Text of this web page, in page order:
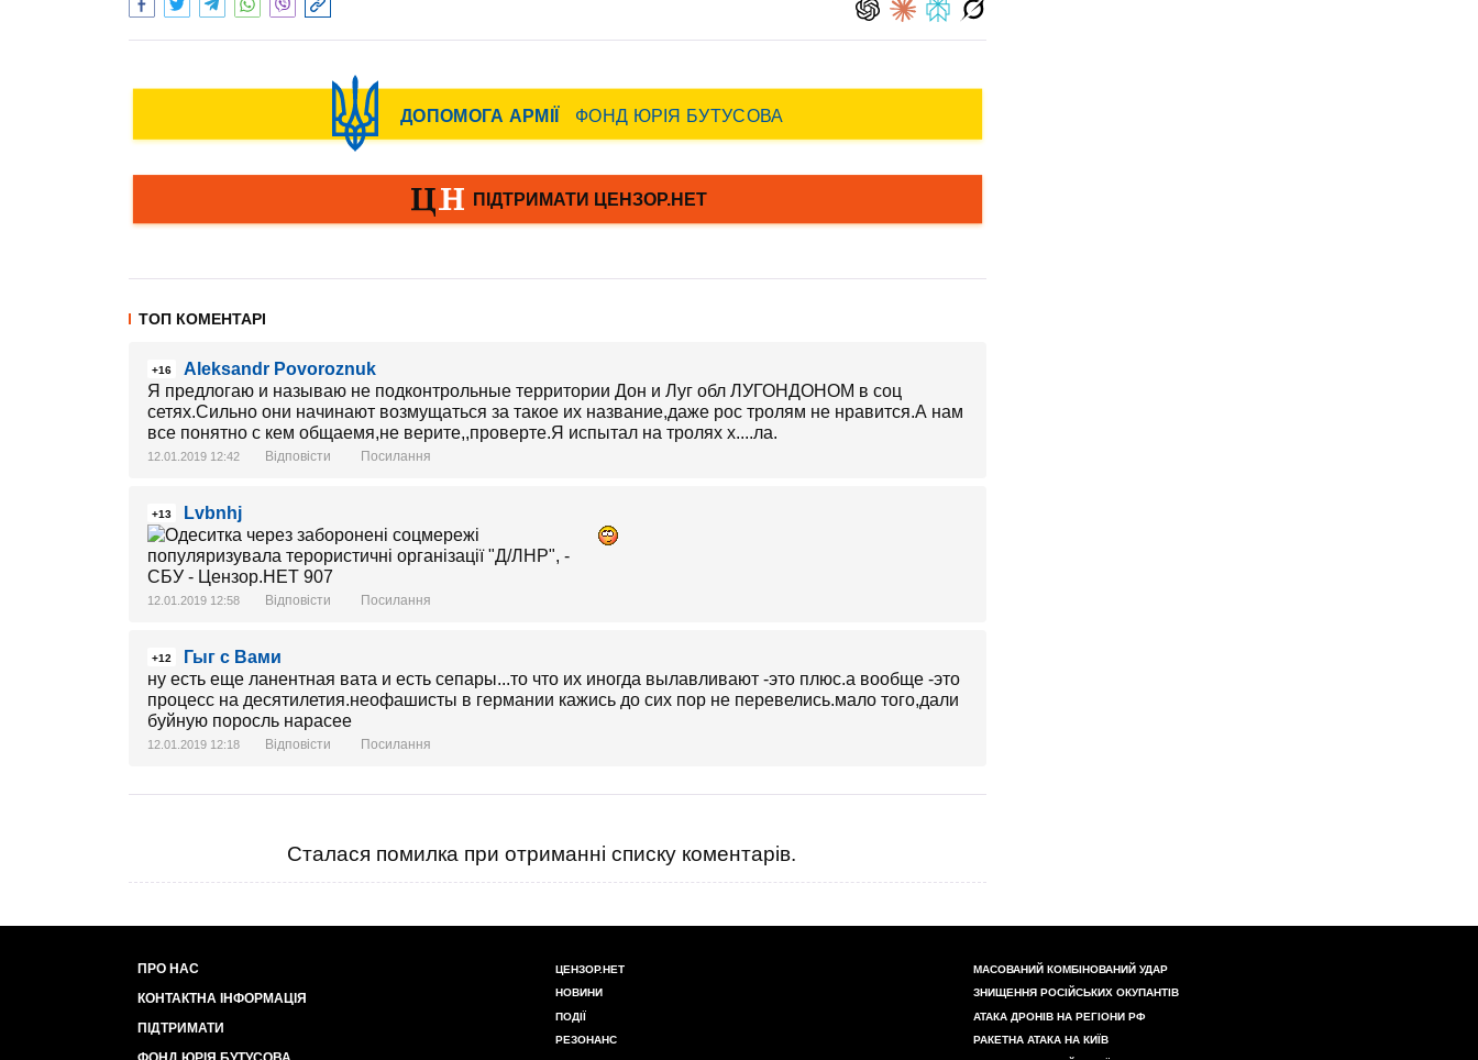
ТОП КОМЕНТАРІ
+16
Aleksandr Povoroznuk
Я предлогаю и называю не подконтрольные территории Дон и Луг обл ЛУГОНДОНОМ в соц
сетях.Сильно они начинают возмущаться за такое их название,даже рос тролям не нравится.А нам
все понятно с кем общаемя,не верите,,проверте.Я испытал на тролях х....ла.
12.01.2019 12:42 Відповісти Посилання
+13 Lvbnhj
12.01.2019 12:58 Відповісти Посилання
+12
Гыг с Вами
ну есть еще ланентная вата и есть сепары...то что их иногда вылавливают -это плюс.а вообще -это
процесс на десятилетия.неофашисты в германии кажись до сих пор не перевелись.мало того,дали
буйную поросль нарасее
12.01.2019 12:18 Відповісти Посилання
Сталася помилка при отриманні списку коментарів.
ПРО НАС
КОНТАКТНА ІНФОРМАЦІЯ
ПІДТРИМАТИ
ЦЕНЗОР.НЕТ
НОВИНИ
ПОДІЇ
РЕЗОНАНС
МАСОВАНИЙ КОМБІНОВАНИЙ УДАР
ЗНИЩЕННЯ РОСІЙСЬКИХ ОКУПАНТІВ
АТАКА ДРОНІВ НА РЕГІОНИ РФ
РАКЕТНА АТАКА НА КИЇВ